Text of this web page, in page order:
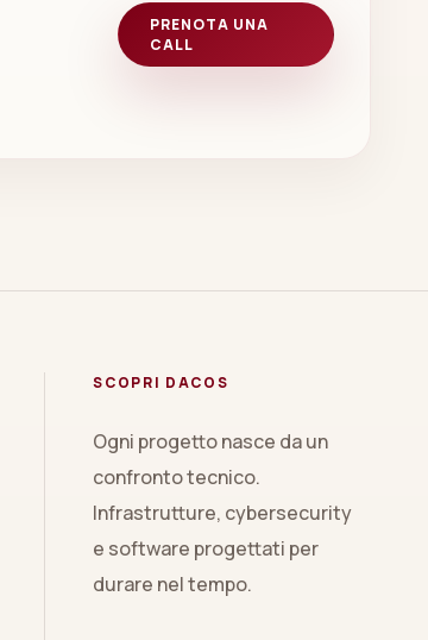
PRENOTA UNA
CALL
SCOPRI DACOS
Ogni progetto nasce da un
confronto tecnico.
Infrastrutture, cybersecurity
e software progettati per
durare nel tempo.